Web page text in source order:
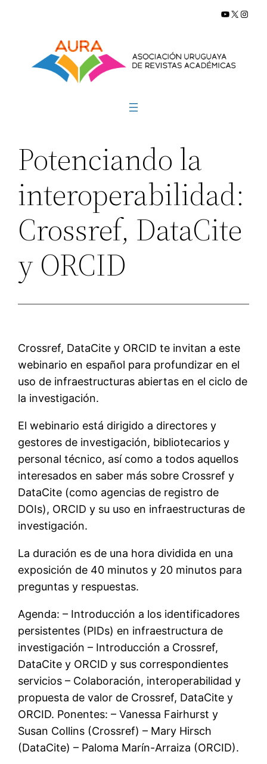
contenido
YouTube
X
Potenciando la
interoperabilidad:
Crossref, DataCite
y ORCID
Crossref, DataCite y ORCID te invitan a este
webinario en español para profundizar en el
uso de infraestructuras abiertas en el ciclo de
la investigación.
El webinario está dirigido a directores y
gestores de investigación, bibliotecarios y
personal técnico, así como a todos aquellos
interesados en saber más sobre Crossref y
DataCite (como agencias de registro de
DOIs), ORCID y su uso en infraestructuras de
investigación.
La duración es de una hora dividida en una
exposición de 40 minutos y 20 minutos para
preguntas y respuestas.
Agenda: – Introducción a los identificadores
persistentes (PIDs) en infraestructura de
investigación – Introducción a Crossref,
DataCite y ORCID y sus correspondientes
servicios – Colaboración, interoperabilidad y
propuesta de valor de Crossref, DataCite y
ORCID. Ponentes: – Vanessa Fairhurst y
Susan Collins (Crossref) – Mary Hirsch
(DataCite) – Paloma Marín-Arraiza (ORCID).